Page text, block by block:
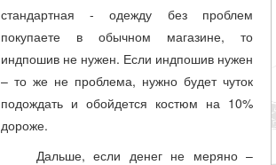
стандартная - одежду без проблем
покупаете в обычном магазине, то
индпошив не нужен. Если индпошив нужен
– то же не проблема, нужно будет чуток
подождать и обойдется костюм на 10%
дороже.
Дальше, если денег не меряно –